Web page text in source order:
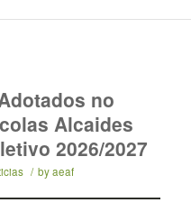
no
Alcaides
2026/2027
/ byaeaf